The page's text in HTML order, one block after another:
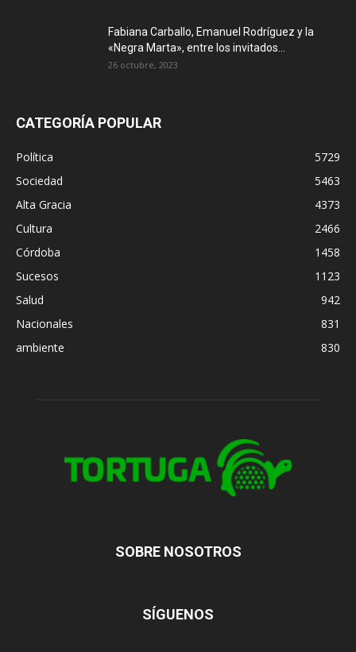
Fabiana Carballo, Emanuel Rodríguez y la
«Negra Marta», entre los invitados...
26 octubre, 2023
CATEGORÍA POPULAR
Política
5729
Sociedad
5463
Alta Gracia
4373
Cultura
2466
Córdoba
1458
Sucesos
1123
Salud
942
Nacionales
831
ambiente
830
SOBRE NOSOTROS
SÍGUENOS